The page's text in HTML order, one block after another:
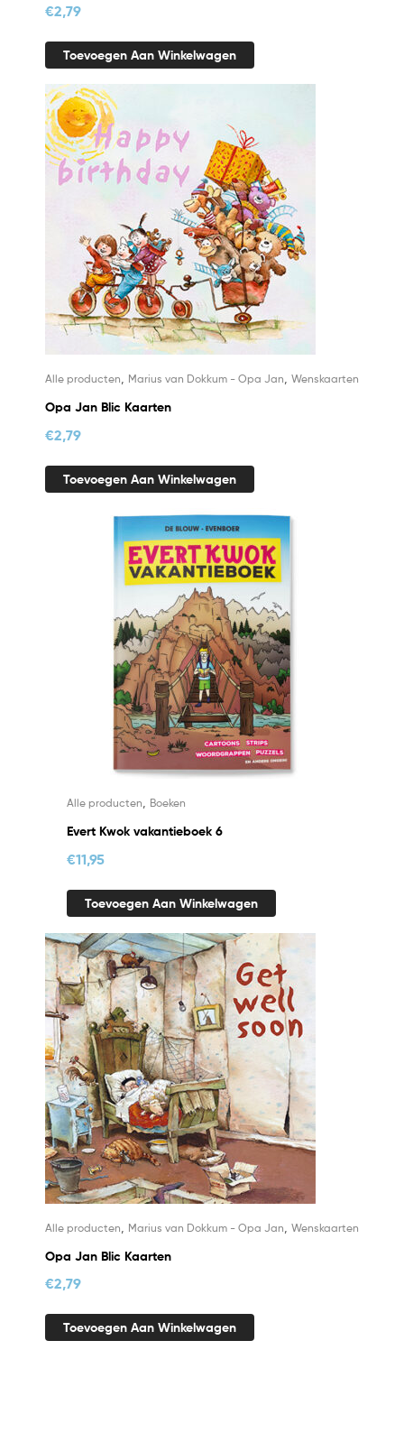
€2,79
Toevoegen Aan Winkelwagen
Alle producten Marius van Dokkum - Opa Jan Wenskaarten
Opa Jan Blic Kaarten
€2,79
Toevoegen Aan Winkelwagen
Alle producten, Boeken
Evert Kwok vakantieboek 6
€11,95
Toevoegen Aan Winkelwagen
Alle producten Marius van Dokkum - Opa Jan Wenskaarten
Opa Jan Blic Kaarten
€2,79
Toevoegen Aan Winkelwagen